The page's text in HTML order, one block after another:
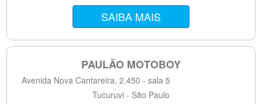
SAIBA MAIS
PAULÃO MOTOBOY
Avenida Nova Cantareira, 2.450 - sala 5
Tucuruvi - São Paulo